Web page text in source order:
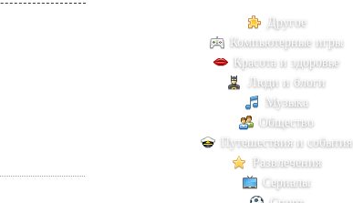
Другое
Компьютерные игры
Красота и здоровье
Люди и блоги
Музыка
Общество
Путешествия и события
Развлечения
Сериалы